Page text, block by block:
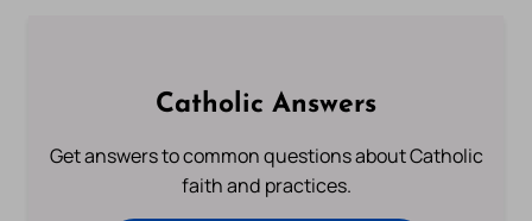
Catholic Answers
Get answers to common questions about Catholic
faith and practices.